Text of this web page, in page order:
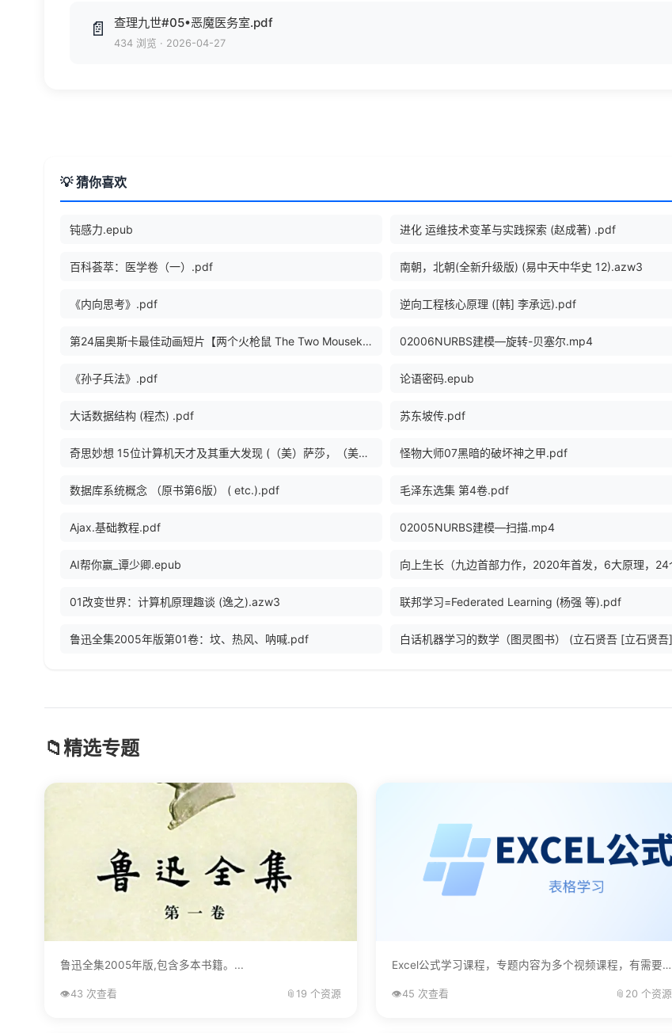
📄 查理九世#05•恶魔医务室.pdf
434 浏览 · 2026-04-27
💡 猜你喜欢
钝感力.epub 进化 运维技术变革与实践探索 (赵成著) .pdf
百科荟萃：医学卷（一）.pdf 南朝，北朝(全新升级版) (易中天中华史 12).azw3
《内向思考》.pdf 逆向工程核心原理 ([韩] 李承远).pdf
第24届奥斯卡最佳动画短片【两个火枪鼠 The Two Mouseketeers】1952.ts 02006NURBS建模—旋转-贝塞尔.mp4
《孙子兵法》.pdf 论语密码.epub
大话数据结构 (程杰) .pdf 苏东坡传.pdf
奇思妙想 15位计算机天才及其重大发现 (（美）萨莎，（美）拉瑟著, (美)Dennis E. Shasha etc.).pdf 怪物大师07黑暗的破坏神之甲.pdf
数据库系统概念 （原书第6版） ( etc.).pdf 毛泽东选集 第4卷.pdf
Ajax.基础教程.pdf 02005NURBS建模—扫描.mp4
AI帮你赢_谭少卿.epub
01改变世界：计算机原理趣谈 (逸之).azw3 联邦学习=Federated Learning (杨强 等).pdf
鲁迅全集2005年版第01卷：坟、热风、呐喊.pdf
📁精选专题
鲁迅全集2005年版,包含多本书籍。...
👁️43 次查看 📎 19 个资源
Excel公式学习课程，专题内容为多个视频课程，有需要的自己下载学习。...
👁️45 次查看 📎 20 个资源